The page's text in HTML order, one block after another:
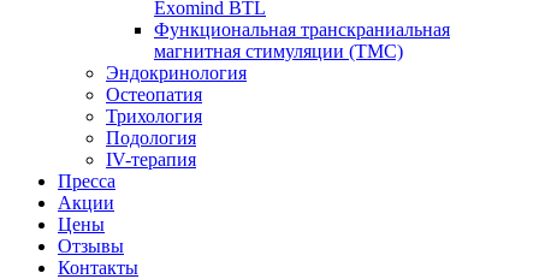
Exomind BTL
Функциональная транскраниальная
магнитная стимуляции (ТМС)
Эндокринология
Остеопатия
Трихология
Подология
IV-терапия
Пресса
Акции
Цены
Отзывы
Контакты